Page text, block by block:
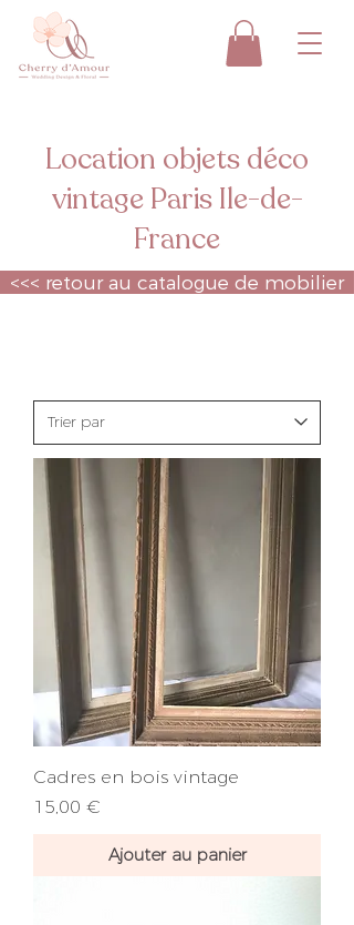
Location objets déco
vintage Paris Ile-de-
France
<<< retour au catalogue de mobilier
Cadres en bois vintage
Prix
15,00 €
Ajouter au panier